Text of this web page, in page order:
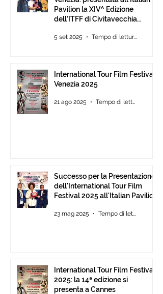
Pavilion la XIV^ Edizione
dell’ITFF di Civitavecchia
Award 2025
5 set 2025 Tempo di lettura: 3 min
International Tour Film Festival
Venezia 2025
21 ago 2025 Tempo di lettura: 3 min
Successo per la Presentazione
dell'International Tour Film
Festival 2025 all'Italian Pavilion
23 mag 2025 Tempo di lettura: 2 min
International Tour Film Festival
2025: la 14ª edizione si
presenta a Cannes